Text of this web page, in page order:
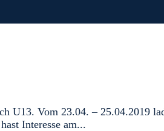
U13. Vom 23.04. – 25.04.2019
Interesse am...